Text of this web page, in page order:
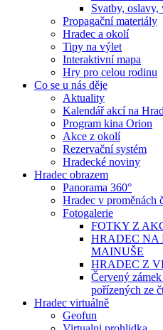
Svatby,
Propagační materiály
Hradec a okolí
Tipy na výlet
Interaktivní mapa
Hry pro celou rodinu
Co se u nás děje
Aktuality
Kalendář akcí na
Program kina Orion
Akce z okolí
Rezervační systém
Hradecké noviny
Hradec obrazem
Panorama 360°
Hradec v proměnách
Fotogalerie
FOTKY Z
HRADEC NA
MAINUŠE
HRADEC Z
Červený
pořízených ze
Hradec virtuálně
Geofun